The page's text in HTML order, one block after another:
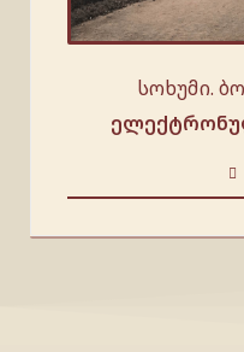
სოხუმი.